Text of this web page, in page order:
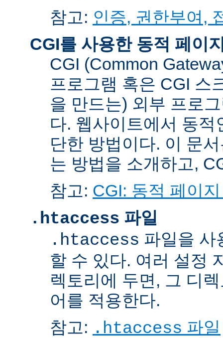
참고: 인증, 권한부여,
CGI를 사용한 동적 페이
CGI (Common
프로그램 혹은 CGI 스
을 만드는) 외부 프로
다. 웹사이트에서 동
단한 방법이다. 이 문
는 방법을 소개하고,
참고: CGI: 동적 페이
.htaccess 파일
.htaccess 파일을 사
할 수 있다. 여러 설정
렉토리에 두면, 그 디
어를 적용한다.
참고: .htaccess 파일